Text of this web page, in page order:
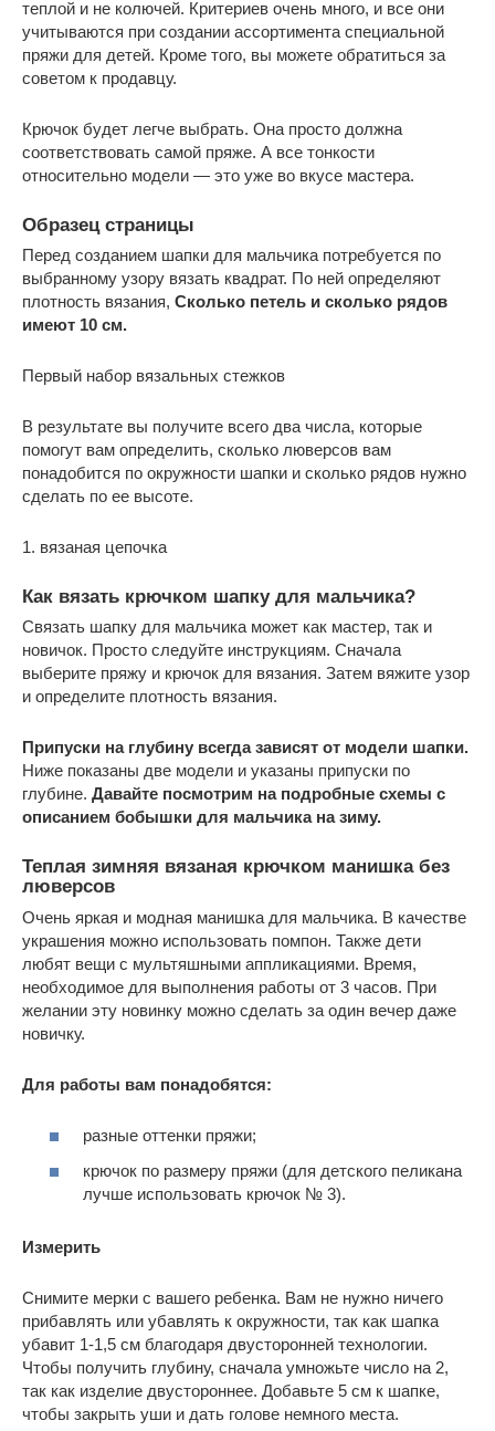
теплой и не колючей. Критериев очень много, и все они
учитываются при создании ассортимента специальной
пряжи для детей. Кроме того, вы можете обратиться за
советом к продавцу.
Крючок будет легче выбрать. Она просто должна
соответствовать самой пряже. А все тонкости
относительно модели — это уже во вкусе мастера.
Образец страницы
Перед созданием шапки для мальчика потребуется по
выбранному узору вязать квадрат. По ней определяют
плотность вязания, Сколько петель и сколько рядов
имеют 10 см.
Первый набор вязальных стежков
В результате вы получите всего два числа, которые
помогут вам определить, сколько люверсов вам
понадобится по окружности шапки и сколько рядов нужно
сделать по ее высоте.
1. вязаная цепочка
Как вязать крючком шапку для мальчика?
Связать шапку для мальчика может как мастер, так и
новичок. Просто следуйте инструкциям. Сначала
выберите пряжу и крючок для вязания. Затем вяжите узор
и определите плотность вязания.
Припуски на глубину всегда зависят от модели шапки.
Ниже показаны две модели и указаны припуски по
глубине. Давайте посмотрим на подробные схемы с
описанием бобышки для мальчика на зиму.
Теплая зимняя вязаная крючком манишка без
люверсов
Очень яркая и модная манишка для мальчика. В качестве
украшения можно использовать помпон. Также дети
любят вещи с мультяшными аппликациями. Время,
необходимое для выполнения работы от 3 часов. При
желании эту новинку можно сделать за один вечер даже
новичку.
Для работы вам понадобятся:
разные оттенки пряжи;
крючок по размеру пряжи (для детского пеликана
лучше использовать крючок № 3).
Измерить
Снимите мерки с вашего ребенка. Вам не нужно ничего
прибавлять или убавлять к окружности, так как шапка
убавит 1-1,5 см благодаря двусторонней технологии.
Чтобы получить глубину, сначала умножьте число на 2,
так как изделие двустороннее. Добавьте 5 см к шапке,
чтобы закрыть уши и дать голове немного места.